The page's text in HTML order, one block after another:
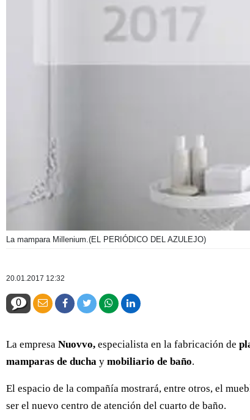
La mampara Millenium.(EL PERIÓDICO DEL AZULEJO)
20.01.2017 12:32
0
La empresa Nuovvo, especialista en la fabricación de
mamparas de ducha y mobiliario de baño.
El espacio de la compañía mostrará, entre otros, el
ser el nuevo centro de atención del cuarto de baño.